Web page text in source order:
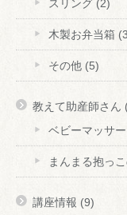
スリング (2)
木製お弁当箱
その他 (5)
教えて助産師さん
ベビーマッサ
まんまる抱っ
講座情報 (9)